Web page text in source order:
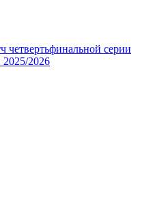
четвертьфинальной серии
2025/2026